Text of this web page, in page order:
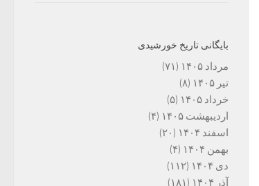
بایگانی تاریخ خورشیدی
مرداد ۱۴۰۵
(۷۱)
تیر ۱۴۰۵
(۸)
خرداد ۱۴۰۵
(۵)
اردیبهشت ۱۴۰۵
(۴)
اسفند ۱۴۰۴
(۲۰)
بهمن ۱۴۰۴
(۴)
دی ۱۴۰۴
(۱۱۲)
آذر ۱۴۰۴
(۱۸۱)